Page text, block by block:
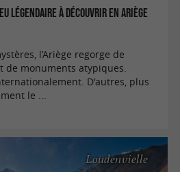
légendaire à découvrir en Ariège
l’Ariège regorge de
monuments atypiques.
D'autres, plus
le ...
Loudenvielle